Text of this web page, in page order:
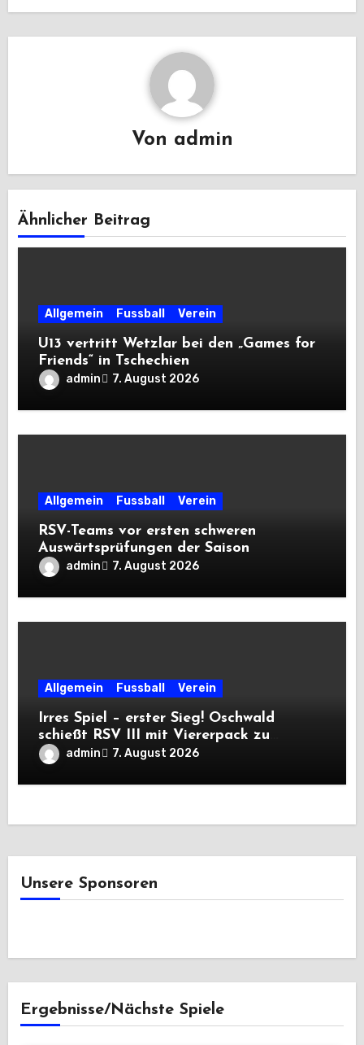
Von admin
Ähnlicher Beitrag
Allgemein Fussball Verein
U13 vertritt Wetzlar bei den „Games for
Friends“ in Tschechien
admin 7. August 2026
Allgemein Fussball Verein
RSV-Teams vor ersten schweren
Auswärtsprüfungen der Saison
admin 7. August 2026
Allgemein Fussball Verein
Irres Spiel – erster Sieg! Oschwald
schießt RSV III mit Viererpack zu
Premiere
admin 7. August 2026
Unsere Sponsoren
Ergebnisse/Nächste Spiele